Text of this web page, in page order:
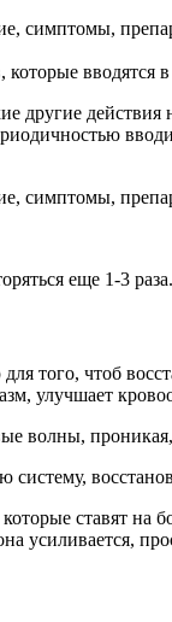
вводятся
другие
еще 1-3 раза.
того, чтоб
улучшает
волны,
ставят на
усиливается,